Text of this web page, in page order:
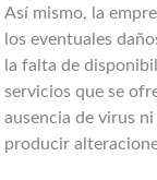
Así mismo, la
los eventuales
la falta de
servicios que se
ausencia de virus
producir